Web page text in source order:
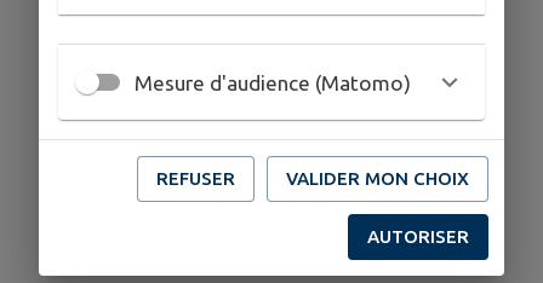
Mesure d'audience (Matomo)
REFUSER VALIDER MON CHOIX
AUTORISER